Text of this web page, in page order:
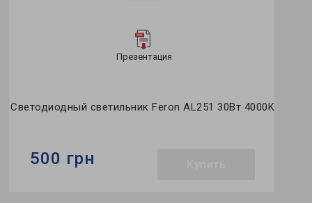
Презентация
Светодиодный светильник Feron AL251 30Вт 4000K
500 грн